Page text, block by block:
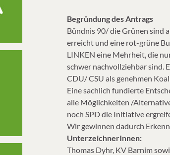
Begründung des Antrags
Bündnis 90/ die Grünen sind
erreicht und eine rot-grüne
LINKEN eine Mehrheit, die
schwer nachvollziehbar sind.
CDU/ CSU als genehmen
Eine sachlich fundierte
alle Möglichkeiten /
noch SPD die Initiative
Wir gewinnen dadurch
UnterzeichnerInnen:
Thomas Dyhr, KV Barnim